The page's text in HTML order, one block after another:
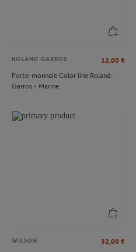
ROLAND GARROS 12,00 €
Porte-monnaie Color line Roland-
Garros - Marine
WILSON 32,00 €